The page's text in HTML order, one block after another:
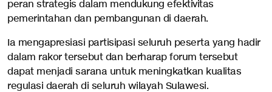
peran strategis dalam mendukung efektivitas
pemerintahan dan pembangunan di daerah.
Ia mengapresiasi partisipasi seluruh peserta yang hadir
dalam rakor tersebut dan berharap forum tersebut
dapat menjadi sarana untuk meningkatkan kualitas
regulasi daerah di seluruh wilayah Sulawesi.